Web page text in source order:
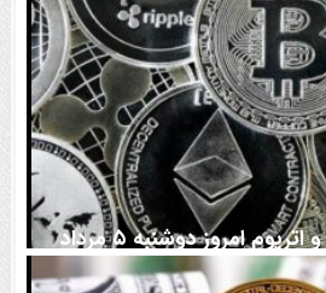
قیمت تتر، بیت‌کوین و اتریوم امروز دوشنبه ۵ مرداد
را از دست بدهد، همه‌چیز تغییر